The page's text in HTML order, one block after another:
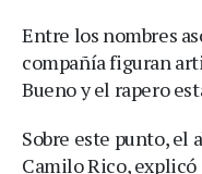
Entre los nombres
compañía figuran
Bueno y el rapero
Sobre este punto, el
Camilo Rico, explicó